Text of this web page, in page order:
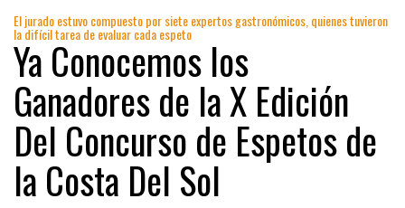
El jurado estuvo compuesto por siete expertos gastronómicos, quienes tuvieron
la difícil tarea de evaluar cada espeto
Ya Conocemos los
Ganadores de la X Edición
Del Concurso de Espetos de
la Costa Del Sol